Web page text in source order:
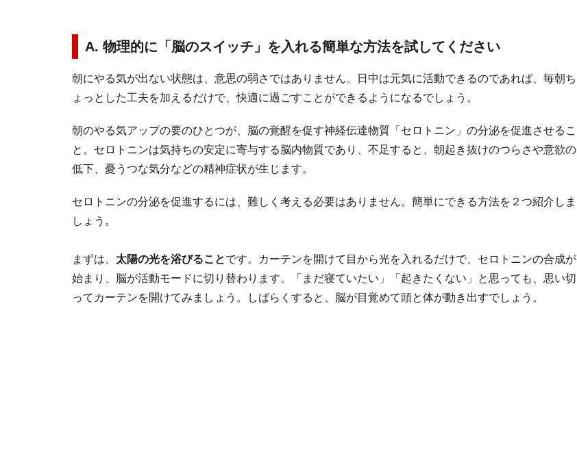
A. 物理的に「脳のスイッチ」を入れる簡単な方法を試してください
朝にやる気が出ない状態は、意思の弱さではありません。日中は元気に活動できるのであれば、毎朝ち
ょっとした工夫を加えるだけで、快適に過ごすことができるようになるでしょう。
朝のやる気アップの要のひとつが、脳の覚醒を促す神経伝達物質「セロトニン」の分泌を促進させるこ
と。セロトニンは気持ちの安定に寄与する脳内物質であり、不足すると、朝起き抜けのつらさや意欲の
低下、憂うつな気分などの精神症状が生じます。
セロトニンの分泌を促進するには、難しく考える必要はありません。簡単にできる方法を２つ紹介しま
しょう。
まずは、 太陽の光を浴びることです。カーテンを開けて目から光を入れるだけで、セロトニンの合成が
始まり、脳が活動モードに切り替わります。「まだ寝ていたい」「起きたくない」と思っても、思い切
ってカーテンを開けてみましょう。しばらくすると、脳が目覚めて頭と体が動き出すでしょう。